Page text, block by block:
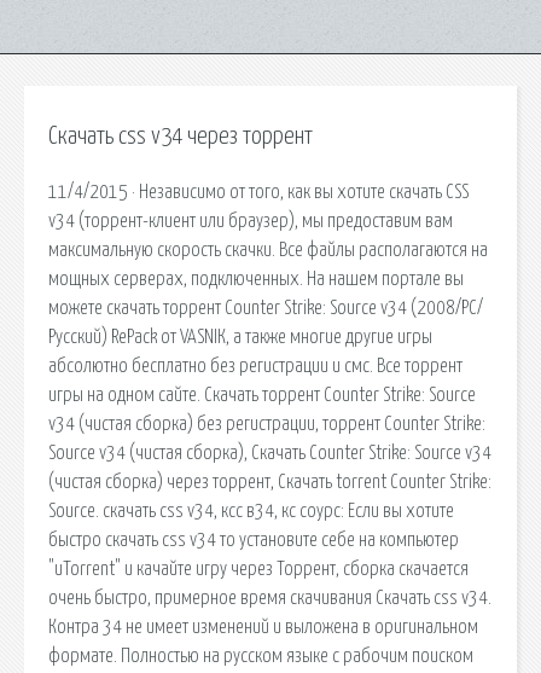
Скачать css v34 через торрент
11/4/2015 · Независимо от того, как вы хотите скачать CSS
v34 (торрент-клиент или браузер), мы предоставим вам
максимальную скорость скачки. Все файлы располагаются на
мощных серверах, подключенных. На нашем портале вы
можете скачать торрент Counter Strike: Source v34 (2008/PC/
Русский) RePack от VASNIК, а также многие другие игры
абсолютно бесплатно без регистрации и смс. Все торрент
игры на одном сайте. Скачать торрент Counter Strike: Source
v34 (чистая сборка) без регистрации, торрент Counter Strike:
Source v34 (чистая сборка), Скачать Counter Strike: Source v34
(чистая сборка) через торрент, Скачать torrent Counter Strike:
Source. скачать css v34, ксс в34, кс соурс: Если вы хотите
быстро скачать css v34 то установите себе на компьютер
"uTorrent" и качайте игру через Торрент, сборка скачается
очень быстро, примерное время скачивания Скачать css v34.
Контра 34 не имеет изменений и выложена в оригинальном
формате. Полностью на русском языке с рабочим поиском